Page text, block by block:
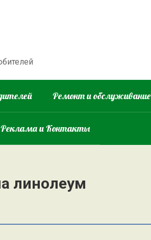
Ремонт и обслуживание
Реклама и Контакты
линолеум